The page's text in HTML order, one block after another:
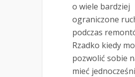
o wiele bardziej
ograniczone
podczas
Rzadko kiedy
pozwolić sobie
mieć